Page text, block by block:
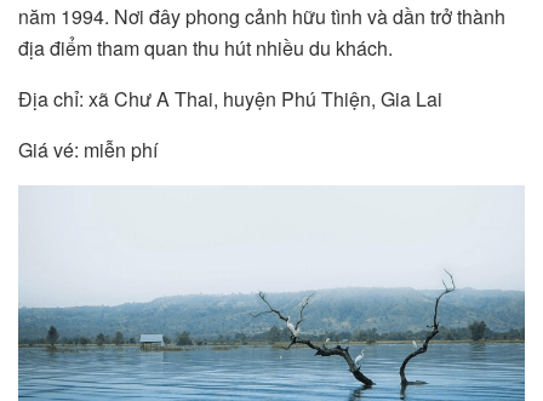
năm 1994. Nơi đây phong cảnh hữu tình và dần trở thành
địa điểm tham quan thu hút nhiều du khách.
Địa chỉ: xã Chư A Thai, huyện Phú Thiện, Gia Lai
Giá vé: miễn phí